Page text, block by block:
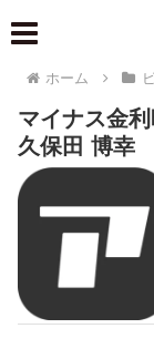
ホーム
マイナス金
久保田 博幸